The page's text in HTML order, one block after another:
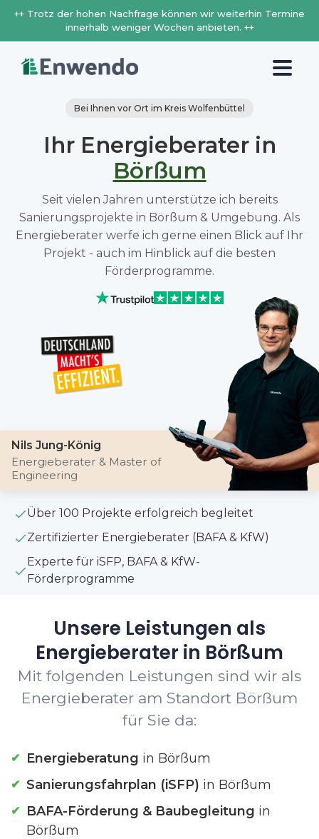
++ Trotz der hohen Nachfrage können wir weiterhin Termine
innerhalb weniger Wochen anbieten. ++
Bei Ihnen vor Ort im Kreis Wolfenbüttel
Ihr Energieberater in
Börßum
Seit vielen Jahren unterstütze ich bereits
Sanierungsprojekte in Börßum & Umgebung. Als
Energieberater werfe ich gerne einen Blick auf Ihr
Projekt - auch im Hinblick auf die besten
Förderprogramme.
Nils Jung-König
Energieberater & Master of
Engineering
Über 100 Projekte erfolgreich begleitet
Zertifizierter Energieberater (BAFA & KfW)
Experte für iSFP, BAFA & KfW-
Förderprogramme
Unsere Leistungen als
Energieberater in Börßum
Mit folgenden Leistungen sind wir als
Energieberater am Standort Börßum
für Sie da:
Energieberatung in Börßum
Sanierungsfahrplan (iSFP) in Börßum
BAFA-Förderung & Baubegleitung in
Börßum